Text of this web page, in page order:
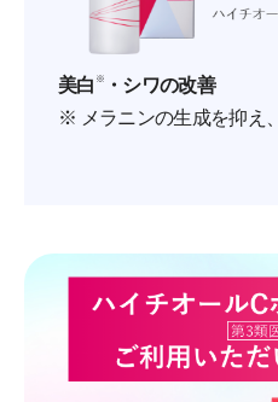
美白 ※
・シワの改善
※ メラニンの生成を抑え